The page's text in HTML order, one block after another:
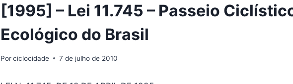
[1995] – Lei 11.745 – Passeio
Ecológico do Brasil
Porciclocidade 7 de julho de 2010